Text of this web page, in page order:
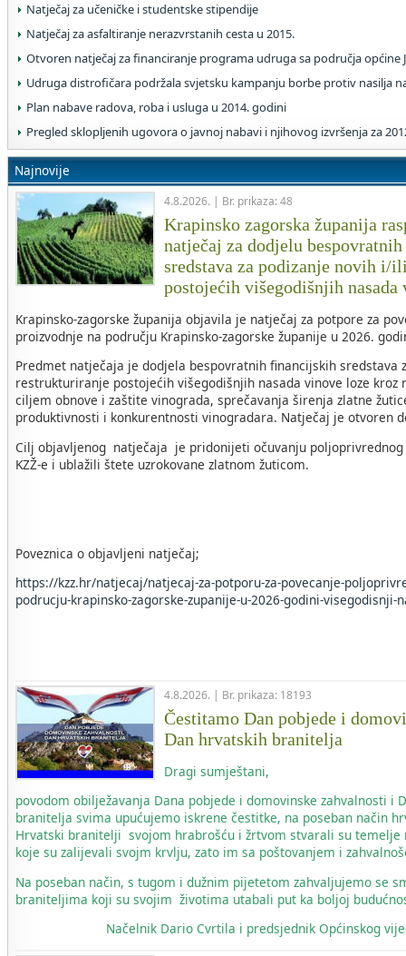
Natječaj za učeničke i studentske stipendije
Natječaj za asfaltiranje nerazvrstanih cesta u 2015.
Otvoren natječaj za financiranje programa udruga sa područja općine
Udruga distrofičara podržala svjetsku kampanju borbe protiv nasilja
Plan nabave radova, roba i usluga u 2014. godini
Pregled sklopljenih ugovora o javnoj nabavi i njihovog izvršenja za
Najnovije
4.8.2026. | Br. prikaza: 48
Krapinsko zagorska županija
natječaj za dodjelu
sredstava za podizanje novih i/
postojećih višegodišnjih nasada
Krapinsko-zagorske županija objavila je natječaj za potpore za
proizvodnje na području Krapinsko-zagorske županije u 2026.
Predmet natječaja je dodjela bespovratnih financijskih sredstava
restrukturiranje postojećih višegodišnjih nasada vinove loze kroz
ciljem obnove i zaštite vinograda, sprečavanja širenja zlatne
produktivnosti i konkurentnosti vinogradara. Natječaj je otvoren
Cilj objavljenog natječaja je pridonijeti očuvanju
KZŽ-e i ublažili štete uzrokovane zlatnom žuticom.
Poveznica o objavljeni natječaj;
https://kzz.hr/natjecaj/natjecaj-za-potporu-za-povecanje-
podrucju-krapinsko-zagorske-zupanije-u-2026-godini-visegodisnji-
4.8.2026. | Br. prikaza: 18193
Čestitamo Dan pobjede i
Dan hrvatskih branitelja
Dragi sumještani,
povodom obilježavanja Dana pobjede i domovinske zahvalnosti i
branitelja svima upućujemo iskrene čestitke, na poseban način
Hrvatski branitelji svojom hrabrošću i žrtvom stvarali su temelje
koje su zalijevali svojm krvlju, zato im sa poštovanjem i
Na poseban način, s tugom i dužnim pijetetom zahvaljujemo se
braniteljima koji su svojim životima utabali put ka boljoj
Načelnik Dario Cvrtila i predsjednik Općinskog